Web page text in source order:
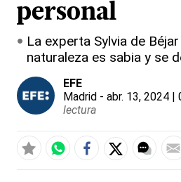
personal
La experta Sylvia de
naturaleza es sabia y se
EFE
Madrid - abr. 13, 2024 |
lectura